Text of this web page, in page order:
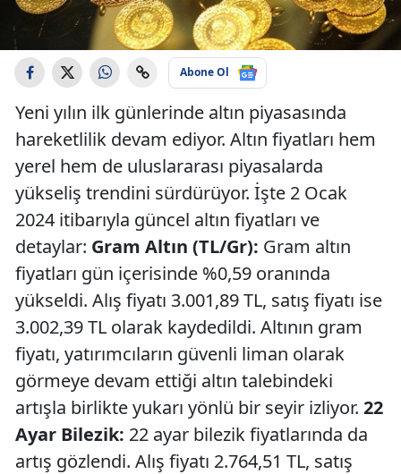
Abone Ol
Yeni yılın ilk günlerinde altın piyasasında
hareketlilik devam ediyor. Altın fiyatları hem
yerel hem de uluslararası piyasalarda
yükseliş trendini sürdürüyor. İşte 2 Ocak
2024 itibarıyla güncel altın fiyatları ve
detaylar: Gram Altın (TL/Gr): Gram altın
fiyatları gün içerisinde %0,59 oranında
yükseldi. Alış fiyatı 3.001,89 TL, satış fiyatı ise
3.002,39 TL olarak kaydedildi. Altının gram
fiyatı, yatırımcıların güvenli liman olarak
görmeye devam ettiği altın talebindeki
artışla birlikte yukarı yönlü bir seyir izliyor. 22
Ayar Bilezik: 22 ayar bilezik fiyatlarında da
artış gözlendi. Alış fiyatı 2.764,51 TL, satış